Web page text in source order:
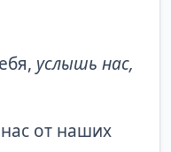
услышь нас,
от наших